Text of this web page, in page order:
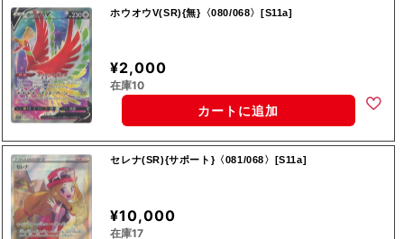
ホウオウV(SR){無}〈080/068〉[S11a]
¥2,000
在庫10
カートに追加
セレナ(SR){サポート}〈081/068〉[S11a]
¥10,000
在庫17